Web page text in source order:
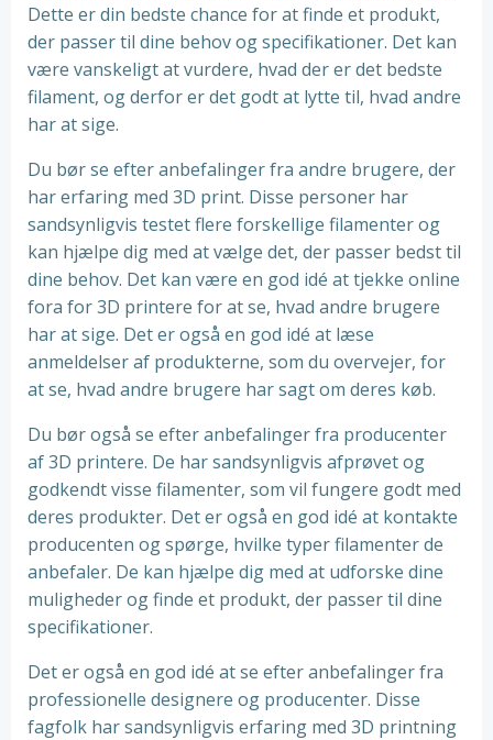
Dette er din bedste chance for at finde et produkt,
der passer til dine behov og specifikationer. Det kan
være vanskeligt at vurdere, hvad der er det bedste
filament, og derfor er det godt at lytte til, hvad andre
har at sige.
Du bør se efter anbefalinger fra andre brugere, der
har erfaring med 3D print. Disse personer har
sandsynligvis testet flere forskellige filamenter og
kan hjælpe dig med at vælge det, der passer bedst til
dine behov. Det kan være en god idé at tjekke online
fora for 3D printere for at se, hvad andre brugere
har at sige. Det er også en god idé at læse
anmeldelser af produkterne, som du overvejer, for
at se, hvad andre brugere har sagt om deres køb.
Du bør også se efter anbefalinger fra producenter
af 3D printere. De har sandsynligvis afprøvet og
godkendt visse filamenter, som vil fungere godt med
deres produkter. Det er også en god idé at kontakte
producenten og spørge, hvilke typer filamenter de
anbefaler. De kan hjælpe dig med at udforske dine
muligheder og finde et produkt, der passer til dine
specifikationer.
Det er også en god idé at se efter anbefalinger fra
professionelle designere og producenter. Disse
fagfolk har sandsynligvis erfaring med 3D printning